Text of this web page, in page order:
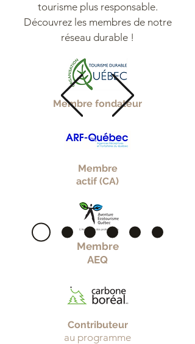
tourisme plus responsable.
Découvrez les membres de notre
réseau durable !
Membre fondateur
Membre
actif (CA)
Membre
AEQ
Contributeur
au programme